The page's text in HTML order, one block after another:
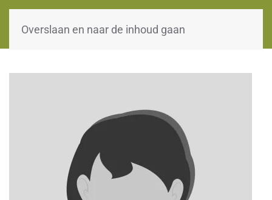
Overslaan en naar de inhoud gaan
WOII-HW